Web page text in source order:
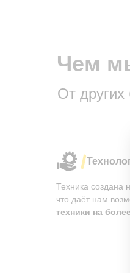
Техника создана
что даёт нам
техники на
Чем
От других